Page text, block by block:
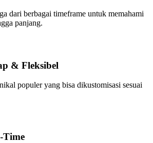
dari berbagai timeframe untuk memahami
panjang.
& Fleksibel
populer yang bisa dikustomisasi sesuai
Time